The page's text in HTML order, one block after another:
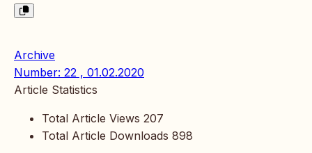
Archive
Number: 22 , 01.02.2020
Article Statistics
Total Article Views 207
Total Article Downloads 898